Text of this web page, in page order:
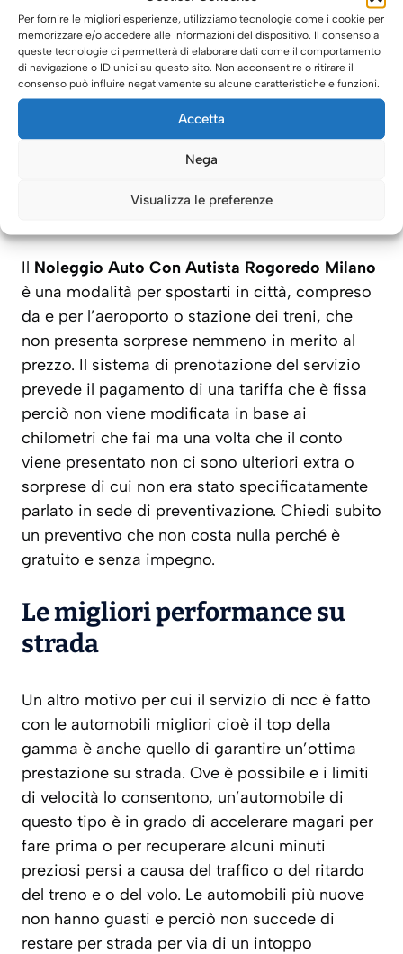
Per fornire le migliori esperienze, utilizziamo tecnologie come i cookie per
memorizzare e/o accedere alle informazioni del dispositivo. Il consenso a
queste tecnologie ci permetterà di elaborare dati come il comportamento
di navigazione o ID unici su questo sito. Non acconsentire o ritirare il
consenso può influire negativamente su alcune caratteristiche e funzioni.
Accetta
Nega
Visualizza le preferenze
imprevedibile come il ritardo del tuo volo, il
traffico nell’ora di punta, dei lavori in corso che
bloccano la circolazione, un incidente etc. ma
tutto quello che un autista privato può fare per
farti arrivare sempre in orario, verrà di certo
fatto così non avrai alcun tipo di problema.
Il Noleggio Auto Con Autista Rogoredo Milano
è una modalità per spostarti in città, compreso
da e per l’aeroporto o stazione dei treni, che
non presenta sorprese nemmeno in merito al
prezzo. Il sistema di prenotazione del servizio
prevede il pagamento di una tariffa che è fissa
perciò non viene modificata in base ai
chilometri che fai ma una volta che il conto
viene presentato non ci sono ulteriori extra o
sorprese di cui non era stato specificatamente
parlato in sede di preventivazione. Chiedi subito
un preventivo che non costa nulla perché è
gratuito e senza impegno.
Le migliori performance su
strada
Un altro motivo per cui il servizio di ncc è fatto
con le automobili migliori cioè il top della
gamma è anche quello di garantire un’ottima
prestazione su strada. Ove è possibile e i limiti
di velocità lo consentono, un’automobile di
questo tipo è in grado di accelerare magari per
fare prima o per recuperare alcuni minuti
preziosi persi a causa del traffico o del ritardo
del treno e o del volo. Le automobili più nuove
non hanno guasti e perciò non succede di
restare per strada per via di un intoppo